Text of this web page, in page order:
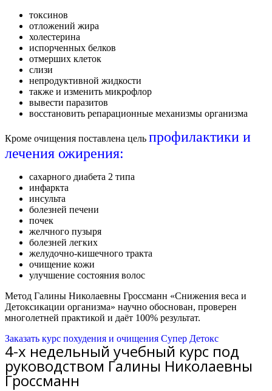
токсинов
отложений жира
холестерина
испорченных белков
отмерших клеток
слизи
непродуктивной жидкости
также и изменить микрофлор
вывести паразитов
восстановить репарационные механизмы организма
Кроме очищения поставлена цель профилактики и
лечения ожирения:
сахарного диабета 2 типа
инфаркта
инсульта
болезней печени
почек
желчного пузыря
болезней легких
желудочно-кишечного тракта
очищение кожи
улучшение состояния волос
Метод Галины Николаевны Гроссманн «Снижения веса и
Детоксикации организма» научно обоснован, проверен
многолетней практикой и даёт 100% результат.
Заказать курс похудения и очищения Супер Детокс
4-х недельный учебный курс под
руководством Галины Николаевны
Гроссманн